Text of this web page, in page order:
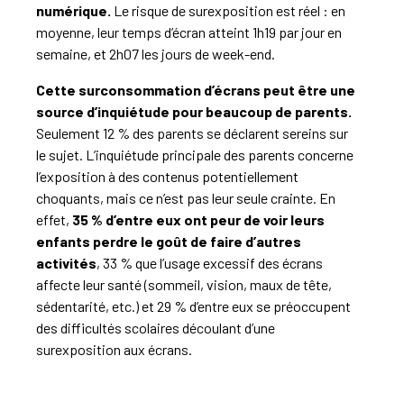
numérique. Le risque de surexposition est réel : en
moyenne, leur temps d’écran atteint 1h19 par jour en
semaine, et 2h07 les jours de week-end.
Cette surconsommation d’écrans peut être une
source d’inquiétude pour beaucoup de parents.
Seulement 12 % des parents se déclarent sereins sur
le sujet. L’inquiétude principale des parents concerne
l’exposition à des contenus potentiellement
choquants, mais ce n’est pas leur seule crainte. En
effet, 35 % d’entre eux ont peur de voir leurs
enfants perdre le goût de faire d’autres
activités, 33 % que l’usage excessif des écrans
affecte leur santé (sommeil, vision, maux de tête,
sédentarité, etc.) et 29 % d’entre eux se préoccupent
des difficultés scolaires découlant d’une
surexposition aux écrans.